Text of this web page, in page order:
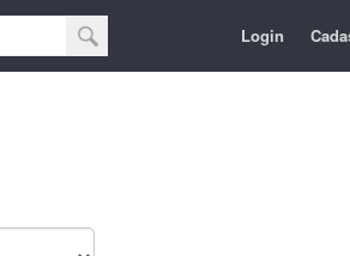
Login